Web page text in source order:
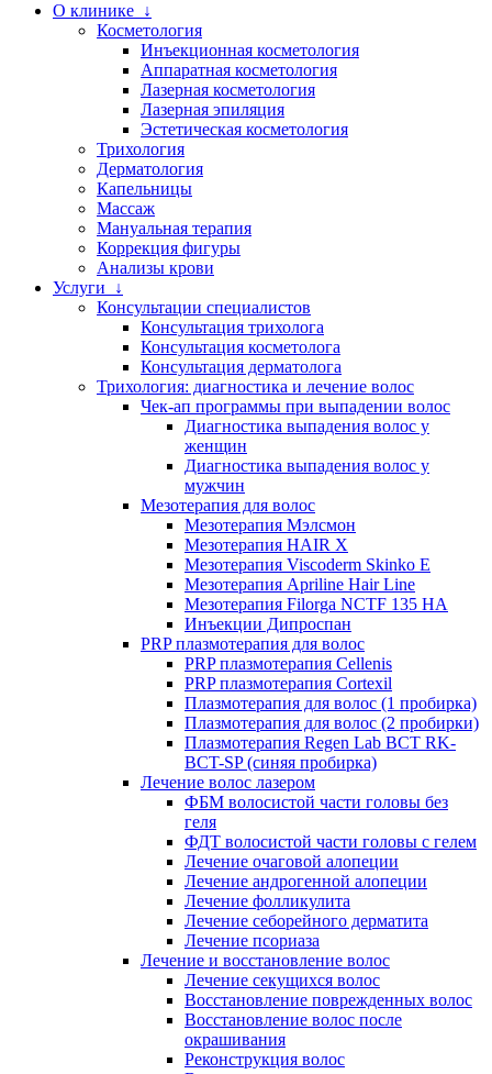
О клинике ↓
Косметология
Инъекционная косметология
Аппаратная косметология
Лазерная косметология
Лазерная эпиляция
Эстетическая косметология
Трихология
Дерматология
Капельницы
Массаж
Мануальная терапия
Коррекция фигуры
Анализы крови
Услуги ↓
Консультации специалистов
Консультация трихолога
Консультация косметолога
Консультация дерматолога
Трихология: диагностика и лечение волос
Чек-ап программы при выпадении волос
Диагностика выпадения волос у
женщин
Диагностика выпадения волос у
мужчин
Мезотерапия для волос
Мезотерапия Мэлсмон
Мезотерапия HAIR X
Мезотерапия Viscoderm Skinko E
Мезотерапия Apriline Hair Line
Мезотерапия Filorga NCTF 135 HA
Инъекции Дипроспан
PRP плазмотерапия для волос
PRP плазмотерапия Cellenis
PRP плазмотерапия Cortexil
Плазмотерапия для волос (1 пробирка)
Плазмотерапия для волос (2 пробирки)
Плазмотерапия Regen Lab BCT RK-
BCT-SP (синяя пробирка)
Лечение волос лазером
ФБМ волосистой части головы без
геля
ФДТ волосистой части головы с гелем
Лечение очаговой алопеции
Лечение андрогенной алопеции
Лечение фолликулита
Лечение себорейного дерматита
Лечение псориаза
Лечение и восстановление волос
Лечение секущихся волос
Восстановление поврежденных волос
Восстановление волос после
окрашивания
Реконструкция волос